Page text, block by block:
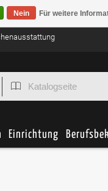
Einrichtung
Nein Für weitere